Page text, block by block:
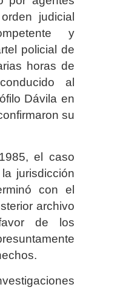
judicial
y
policial de
horas de
al
Dávila en
su
el caso
jurisdicción
con el
archivo
de los